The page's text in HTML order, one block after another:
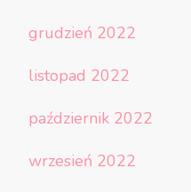
grudzień 2022
listopad 2022
październik 2022
wrzesień 2022